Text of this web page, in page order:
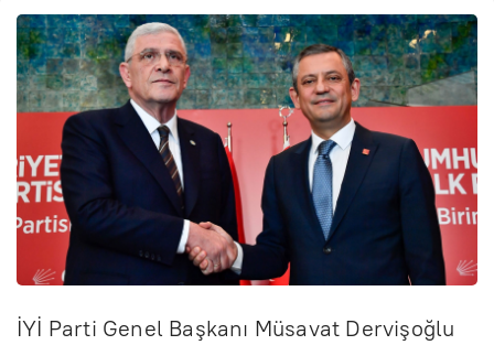
İYİ Parti Genel Başkanı Müsavat Dervişoğlu